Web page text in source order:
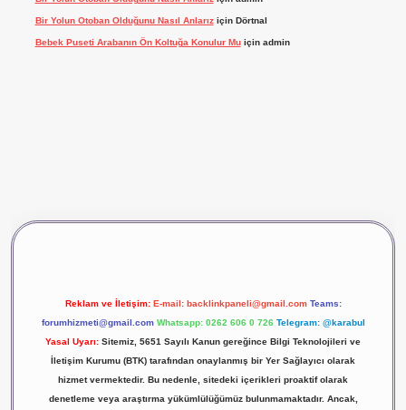
Bir Yolun Otoban Olduğunu Nasıl Anlarıziçin Dörtnal
Bebek Puseti Arabanın Ön Koltuğa Konulur Muiçin admin
Reklam ve İletişim: E-mail: backlinkpaneli@gmail.com Teams:
forumhizmeti@gmail.com Whatsapp: 0262 606 0 726 Telegram: @karabul
Yasal Uyarı: Sitemiz, 5651 Sayılı Kanun gereğince Bilgi Teknolojileri ve
İletişim Kurumu (BTK) tarafından onaylanmış bir Yer Sağlayıcı olarak
hizmet vermektedir. Bu nedenle, sitedeki içerikleri proaktif olarak
denetleme veya araştırma yükümlülüğümüz bulunmamaktadır. Ancak,